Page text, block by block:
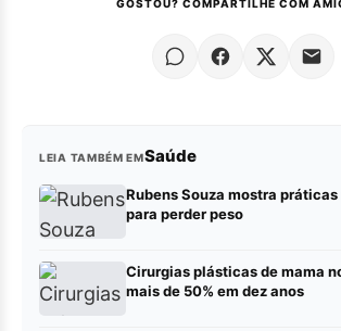
GOSTOU? COMPARTILHE COM
LEIA TAMBÉM EMSaúde
Rubens Souza mostra
para perder peso
Cirurgias plásticas de mama
mais de 50% em dez anos